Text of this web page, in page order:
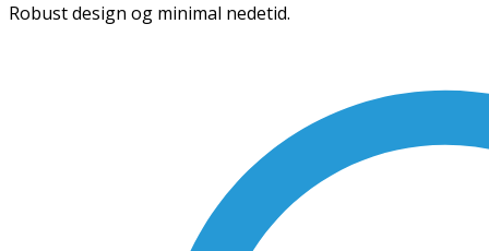
Robust design og minimal nedetid.